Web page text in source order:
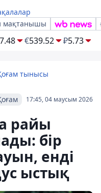
мақтанышы
€539.52 ₽5.73
тынысы
17:45, 04 маусым 2026
райы
бір
енді
ыстық